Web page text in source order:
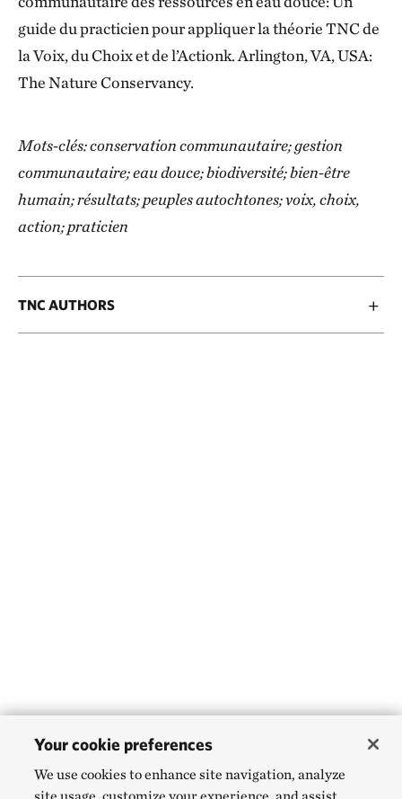
guide du practicien pour appliquer la théorie TNCde
la Voix, du Choix et de l’Actionk. Arlington, VA, USA:
The Nature Conservancy.
Mots-clés: conservation communautaire; gestion
communautaire; eau douce; biodiversité; bien-être
humain; résultats; peuples autochtones; voix, choix,
action; praticien
TNC AUTHORS
Your cookie preferences
We use cookies to enhance site navigation, analyze